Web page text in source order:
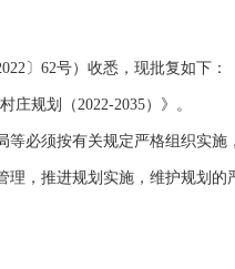
〕62号）收悉，现批复如下：
规划（2022-2035）》。
须按有关规定严格组织实施
推进规划实施，维护规划的